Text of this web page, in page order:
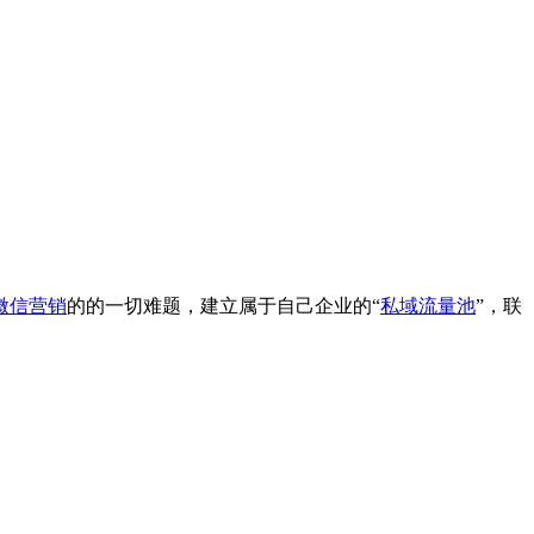
信营销的的一切难题，建立属于自己企业的“私域流量池”，联